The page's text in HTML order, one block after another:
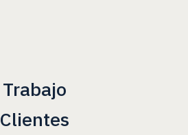
Trabajo
Clientes